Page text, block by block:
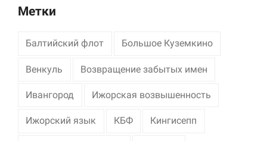
Метки
Балтийский флот Большое Куземкино
Венкуль Возвращение забытых имен
Ивангород Ижорская возвышенность
Ижорский язык КБФ Кингисепп